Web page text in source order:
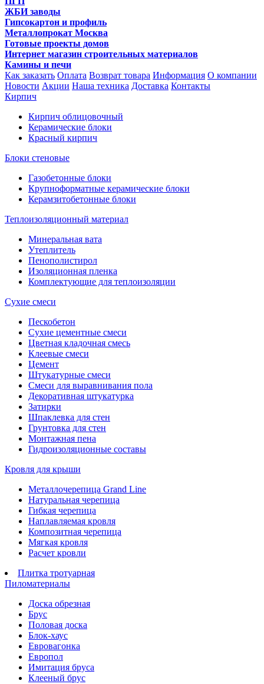
ЖБИ заводы
Гипсокартон и профиль
Металлопрокат Москва
Готовые проекты домов
Интернет магазин строительных материалов
Камины и печи
Как заказать Оплата Возврат товара Информация О компании
Новости Акции Наша техника Доставка Контакты
Кирпич
Кирпич облицовочный
Керамические блоки
Красный кирпич
Блоки стеновые
Газобетонные блоки
Крупноформатные керамические блоки
Керамзитобетонные блоки
Теплоизоляционный материал
Минеральная вата
Утеплитель
Пенополистирол
Изоляционная пленка
Комплектующие для теплоизоляции
Сухие смеси
Пескобетон
Сухие цементные смеси
Цветная кладочная смесь
Клеевые смеси
Цемент
Штукатурные смеси
Смеси для выравнивания пола
Декоративная штукатурка
Затирки
Шпаклевка для стен
Грунтовка для стен
Монтажная пена
Гидроизоляционные составы
Кровля для крыши
Металлочерепица Grand Line
Натуральная черепица
Гибкая черепица
Наплавляемая кровля
Композитная черепица
Мягкая кровля
Расчет кровли
Плитка тротуарная
Пиломатериалы
Доска обрезная
Брус
Половая доска
Блок-хаус
Евровагонка
Европол
Имитация бруса
Клееный брус